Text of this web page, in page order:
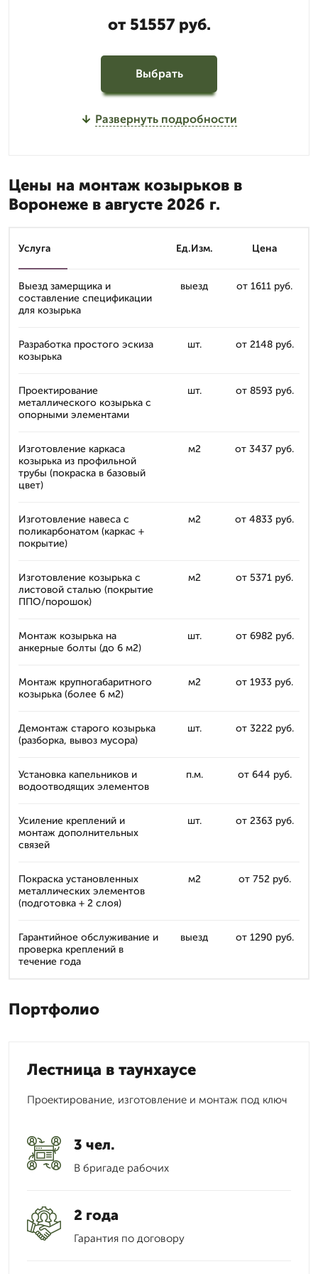
от 51557 руб.
Выбрать
Развернуть подробности
Цены на монтаж козырьков в
Воронеже в августе 2026 г.
Услуга Ед.Изм. Цена
Выезд замерщика и
составление спецификации
для козырька
выезд от 1611 руб.
Разработка простого эскиза
козырька
шт. от 2148 руб.
Проектирование
металлического козырька с
опорными элементами
шт. от 8593 руб.
Изготовление каркаса
козырька из профильной
трубы (покраска в базовый
цвет)
м2 от 3437 руб.
Изготовление навеса с
поликарбонатом (каркас +
покрытие)
м2 от 4833 руб.
Изготовление козырька с
листовой сталью (покрытие
ППО/порошок)
м2 от 5371 руб.
Монтаж козырька на
анкерные болты (до 6 м2)
шт. от 6982 руб.
Монтаж крупногабаритного
козырька (более 6 м2)
м2 от 1933 руб.
Демонтаж старого козырька
(разборка, вывоз мусора)
шт. от 3222 руб.
Установка капельников и
водоотводящих элементов
п.м. от 644 руб.
Усиление креплений и
монтаж дополнительных
связей
шт. от 2363 руб.
Покраска установленных
металлических элементов
(подготовка + 2 слоя)
м2 от 752 руб.
Гарантийное обслуживание и
проверка креплений в
течение года
выезд от 1290 руб.
Портфолио
Лестница в таунхаусе
Проектирование, изготовление и монтаж под ключ
3 чел.
В бригаде рабочих
2 года
Гарантия по договору